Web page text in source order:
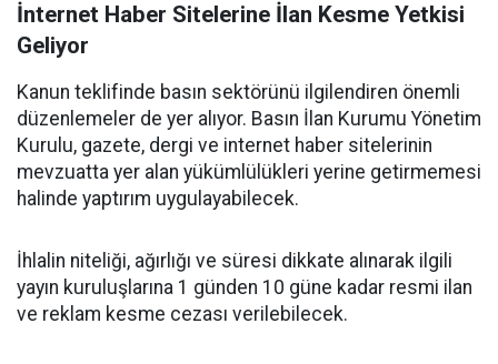
İnternet Haber Sitelerine İlan Kesme Yetkisi
Geliyor
Kanun teklifinde basın sektörünü ilgilendiren önemli
düzenlemeler de yer alıyor. Basın İlan Kurumu Yönetim
Kurulu, gazete, dergi ve internet haber sitelerinin
mevzuatta yer alan yükümlülükleri yerine getirmemesi
halinde yaptırım uygulayabilecek.
İhlalin niteliği, ağırlığı ve süresi dikkate alınarak ilgili
yayın kuruluşlarına 1 günden 10 güne kadar resmi ilan
ve reklam kesme cezası verilebilecek.